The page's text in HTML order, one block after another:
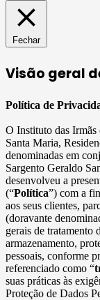
Fechar
Visão geral
Política de
O Instituto das Irmãs
Santa Maria,
denominadas em
Sargento Geraldo
desenvolveu a
(“Política”) com a
aos seus clientes,
(doravante
gerais de tratamento
armazenamento,
pessoais, conforme
referenciado como “
suas práticas às
Proteção de Dados